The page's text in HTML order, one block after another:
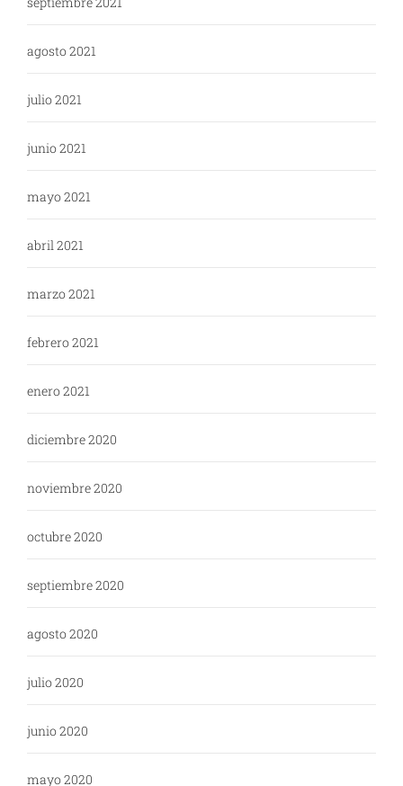
agosto 2021
julio 2021
junio 2021
mayo 2021
abril 2021
marzo 2021
febrero 2021
enero 2021
diciembre 2020
noviembre 2020
octubre 2020
septiembre 2020
agosto 2020
julio 2020
junio 2020
mayo 2020